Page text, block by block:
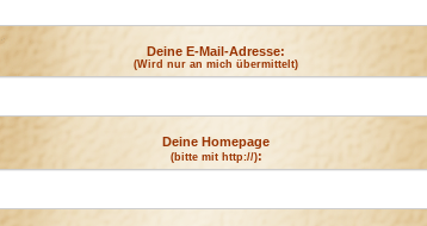
Deine E-Mail-Adresse:
(Wird nur an mich übermittelt)
Deine Homepage
(bitte mit http://):